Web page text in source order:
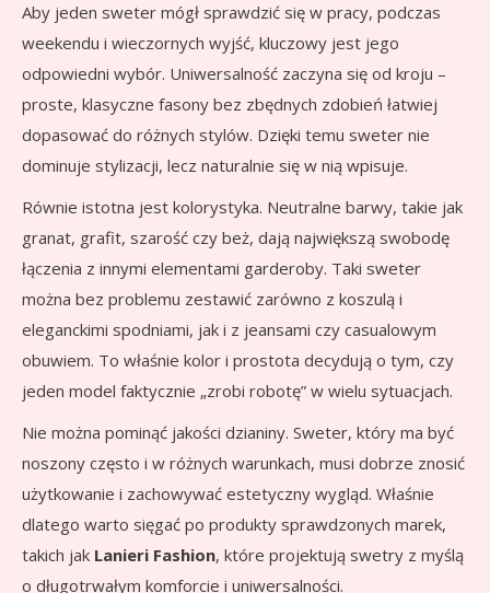
Aby jeden sweter mógł sprawdzić się w pracy, podczas
weekendu i wieczornych wyjść, kluczowy jest jego
odpowiedni wybór. Uniwersalność zaczyna się od kroju –
proste, klasyczne fasony bez zbędnych zdobień łatwiej
dopasować do różnych stylów. Dzięki temu sweter nie
dominuje stylizacji, lecz naturalnie się w nią wpisuje.
Równie istotna jest kolorystyka. Neutralne barwy, takie jak
granat, grafit, szarość czy beż, dają największą swobodę
łączenia z innymi elementami garderoby. Taki sweter
można bez problemu zestawić zarówno z koszulą i
eleganckimi spodniami, jak i z jeansami czy casualowym
obuwiem. To właśnie kolor i prostota decydują o tym, czy
jeden model faktycznie „zrobi robotę” w wielu sytuacjach.
Nie można pominąć jakości dzianiny. Sweter, który ma być
noszony często i w różnych warunkach, musi dobrze znosić
użytkowanie i zachowywać estetyczny wygląd. Właśnie
dlatego warto sięgać po produkty sprawdzonych marek,
takich jak Lanieri Fashion, które projektują swetry z myślą
o długotrwałym komforcie i uniwersalności.